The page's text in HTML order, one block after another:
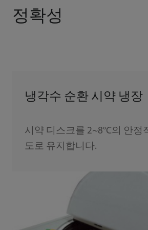
정확성
냉각수 순환 시약 냉장
시약 디스크를 2~8°C의 안정
도로 유지합니다.